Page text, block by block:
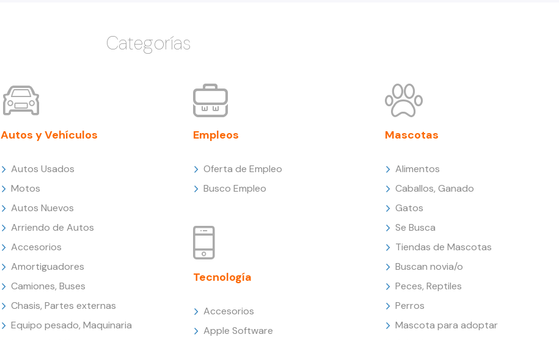
Categorías
Autos y Vehículos
Autos Usados
Motos
Autos Nuevos
Arriendo de Autos
Accesorios
Amortiguadores
Camiones, Buses
Chasis, Partes externas
Equipo pesado, Maquinaria
Empleos
Oferta de Empleo
Busco Empleo
Tecnología
Accesorios
Apple Software
Mascotas
Alimentos
Caballos, Ganado
Gatos
Se Busca
Tiendas de Mascotas
Buscan novia/o
Peces, Reptiles
Perros
Mascota para adoptar